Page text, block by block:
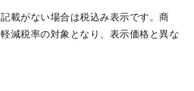
載がない場合は税込み表示です。商
減税率の対象となり、表示価格と異な